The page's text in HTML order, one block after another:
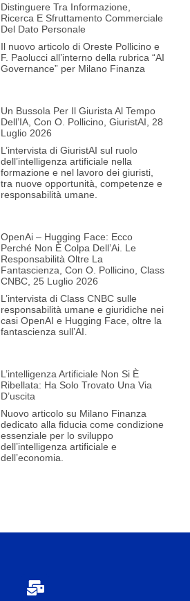
Distinguere Tra Informazione,
Ricerca E Sfruttamento Commerciale
Del Dato Personale
Il nuovo articolo di Oreste Pollicino e
F. Paolucci all’interno della rubrica “AI
Governance” per Milano Finanza
Un Bussola Per Il Giurista Al Tempo
Dell’IA, Con O. Pollicino, GiuristAI, 28
Luglio 2026
L’intervista di GiuristAI sul ruolo
dell’intelligenza artificiale nella
formazione e nel lavoro dei giuristi,
tra nuove opportunità, competenze e
responsabilità umane.
OpenAi – Hugging Face: Ecco
Perché Non È Colpa Dell’Ai. Le
Responsabilità Oltre La
Fantascienza, Con O. Pollicino, Class
CNBC, 25 Luglio 2026
L’intervista di Class CNBC sulle
responsabilità umane e giuridiche nei
casi OpenAI e Hugging Face, oltre la
fantascienza sull’AI.
L’intelligenza Artificiale Non Si È
Ribellata: Ha Solo Trovato Una Via
D’uscita
Nuovo articolo su Milano Finanza
dedicato alla fiducia come condizione
essenziale per lo sviluppo
dell’intelligenza artificiale e
dell’economia.